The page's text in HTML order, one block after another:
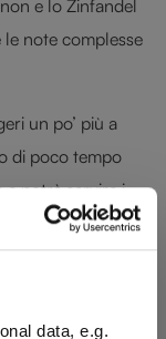
data, e.g.
e lo Zinfandel
le note complesse
un po’ più a
di poco tempo
e potrà servire i